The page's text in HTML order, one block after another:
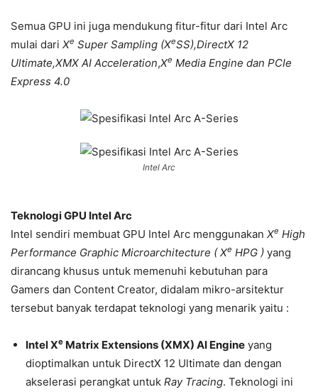
Semua GPU ini juga mendukung fitur-fitur dari Intel Arc
mulai dari Xe Super Sampling (XeSS),DirectX 12
Ultimate,XMX AI Acceleration,Xe Media Engine dan PCIe
Express 4.0
Intel Arc
Teknologi GPU Intel Arc
Intel sendiri membuat GPU Intel Arc menggunakan Xe High
Performance Graphic Microarchitecture (Xe HPG ) yang
dirancang khusus untuk memenuhi kebutuhan para
Gamers dan Content Creator, didalam mikro-arsitektur
tersebut banyak terdapat teknologi yang menarik yaitu :
Intel Xe Matrix Extensions (XMX) AI Engine yang
dioptimalkan untuk DirectX 12 Ultimate dan dengan
akselerasi perangkat untuk Ray Tracing. Teknologi ini